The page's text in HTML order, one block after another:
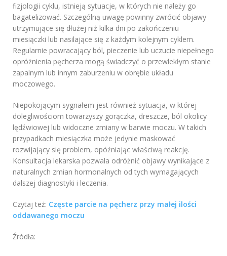
fizjologii cyklu, istnieją sytuacje, w których nie należy go
bagatelizować. Szczególną uwagę powinny zwrócić objawy
utrzymujące się dłużej niż kilka dni po zakończeniu
miesiączki lub nasilające się z każdym kolejnym cyklem.
Regularnie powracający ból, pieczenie lub uczucie niepełnego
opróżnienia pęcherza mogą świadczyć o przewlekłym stanie
zapalnym lub innym zaburzeniu w obrębie układu
moczowego.
Niepokojącym sygnałem jest również sytuacja, w której
dolegliwościom towarzyszy gorączka, dreszcze, ból okolicy
lędźwiowej lub widoczne zmiany w barwie moczu. W takich
przypadkach miesiączka może jedynie maskować
rozwijający się problem, opóźniając właściwą reakcję.
Konsultacja lekarska pozwala odróżnić objawy wynikające z
naturalnych zmian hormonalnych od tych wymagających
dalszej diagnostyki i leczenia.
Czytaj też: Częste parcie na pęcherz przy małej ilości
oddawanego moczu
Źródła: